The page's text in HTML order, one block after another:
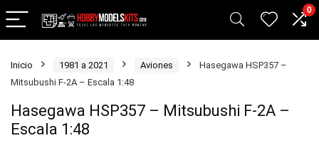
0
Inicio 1981 a 2021 Aviones
Hasegawa HSP357 –
Mitsubushi F-2A – Escala 1:48
Hasegawa HSP357 – Mitsubushi F-2A –
Escala 1:48